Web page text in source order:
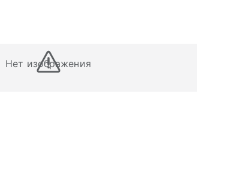
Нет изображения